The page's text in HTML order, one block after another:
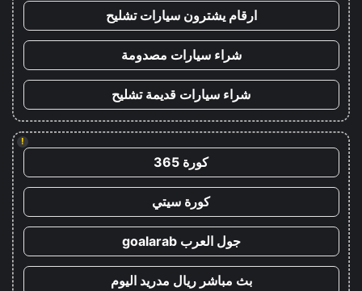
ارقام يشترون سيارات تشليح
شراء سيارات مصدومة
شراء سيارات قديمة تشليح
!
كورة 365
كورة سيتي
جول العرب goalarab
بث مباشر ريال مدريد اليوم